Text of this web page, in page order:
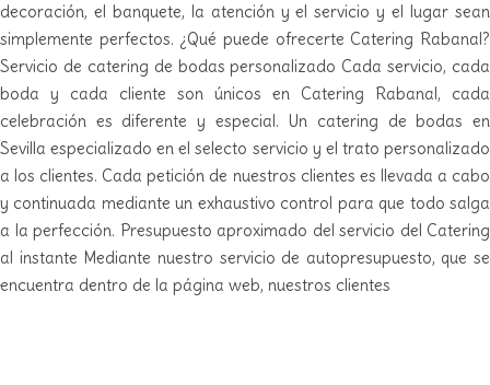
decoración, el banquete, la atención y el servicio y el lugar sean
simplemente perfectos. ¿Qué puede ofrecerte Catering Rabanal?
Servicio de catering de bodas personalizado Cada servicio, cada
boda y cada cliente son únicos en Catering Rabanal, cada
celebración es diferente y especial. Un catering de bodas en
Sevilla especializado en el selecto servicio y el trato personalizado
a los clientes. Cada petición de nuestros clientes es llevada a cabo
y continuada mediante un exhaustivo control para que todo salga
a la perfección. Presupuesto aproximado del servicio del Catering
al instante Mediante nuestro servicio de autopresupuesto, que se
encuentra dentro de la página web, nuestros clientes